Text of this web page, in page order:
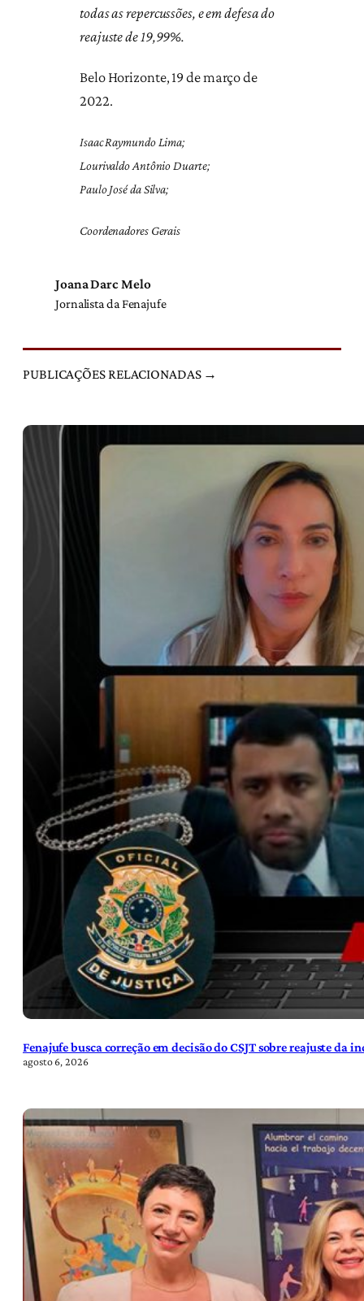
todas as repercussões, e em defesa do
reajuste de 19,99%.
Belo Horizonte, 19 de março de
2022.
Isaac Raymundo Lima;
Lourivaldo Antônio Duarte;
Paulo José da Silva;
Coordenadores Gerais
Joana Darc Melo
Jornalista da Fenajufe
PUBLICAÇÕES RELACIONADAS →
Fenajufe busca correção em decisão do CSJT sobre reajuste da
agosto 6, 2026